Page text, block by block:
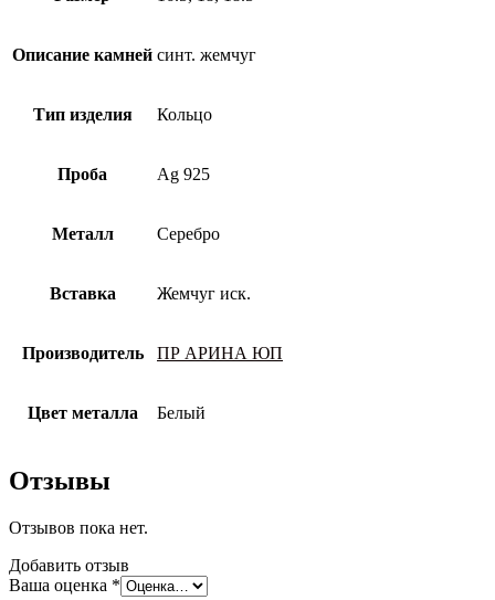
Описание камней синт. жемчуг
Тип изделия Кольцо
Проба Ag 925
Металл Серебро
Вставка Жемчуг иск.
Производитель ПР АРИНА ЮП
Цвет металла Белый
Отзывы
Отзывов пока нет.
Добавить отзыв
Ваша оценка *